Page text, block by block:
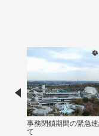
事務閉鎖期間の緊急
て
Prev